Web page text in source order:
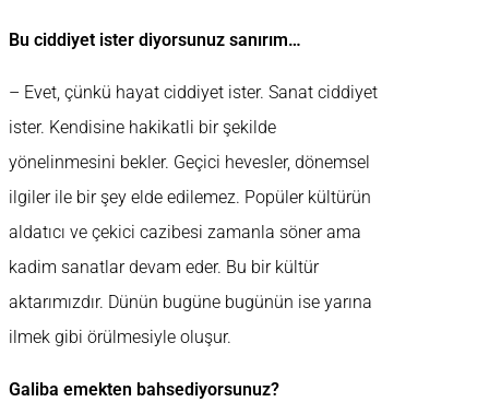
Bu ciddiyet ister diyorsunuz sanırım…
– Evet, çünkü hayat ciddiyet ister. Sanat ciddiyet
ister. Kendisine hakikatli bir şekilde
yönelinmesini bekler. Geçici hevesler, dönemsel
ilgiler ile bir şey elde edilemez. Popüler kültürün
aldatıcı ve çekici cazibesi zamanla söner ama
kadim sanatlar devam eder. Bu bir kültür
aktarımızdır. Dünün bugüne bugünün ise yarına
ilmek gibi örülmesiyle oluşur.
Galiba emekten bahsediyorsunuz?